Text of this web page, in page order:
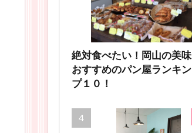
絶対食べたい！岡山の美
おすすめのパン屋ランキ
プ１０！